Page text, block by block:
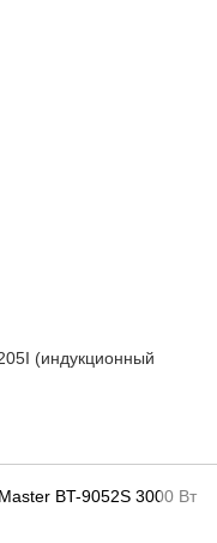
(индукционный